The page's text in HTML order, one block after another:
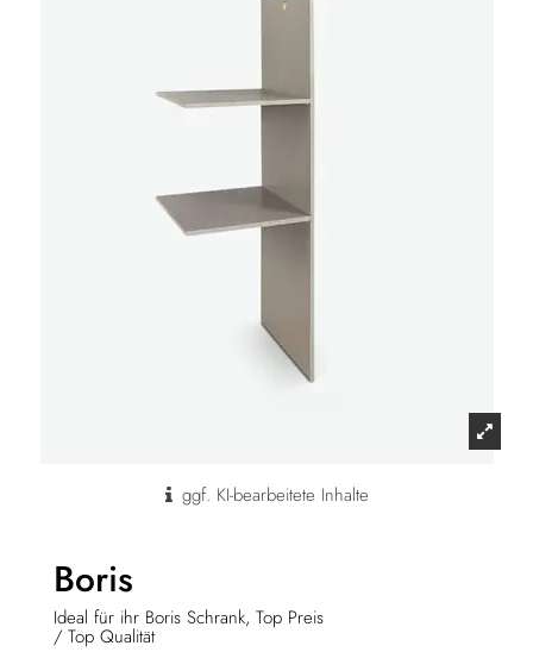
ggf. KI-bearbeitete Inhalte
Boris
Ideal für ihr Boris Schrank, Top Preis
/ Top Qualität